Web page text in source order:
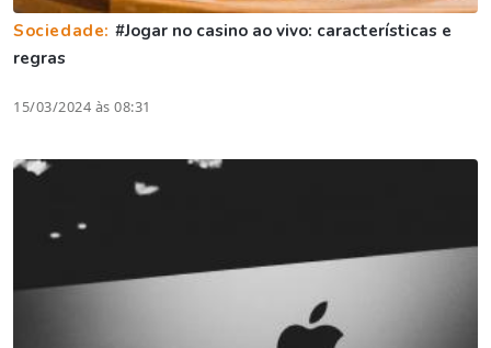
Sociedade: #Jogar no casino ao vivo: características e
regras
15/03/2024 às 08:31